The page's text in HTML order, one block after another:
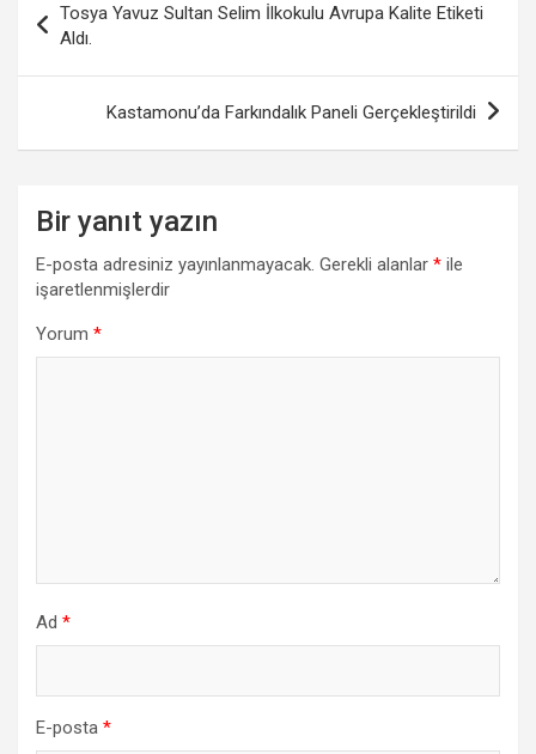
gezinmesi
Tosya Yavuz Sultan Selim İlkokulu Avrupa Kalite Etiketi
Aldı.
Kastamonu’da Farkındalık Paneli Gerçekleştirildi
Bir yanıt yazın
E-posta adresiniz yayınlanmayacak. Gerekli alanlar * ile
işaretlenmişlerdir
Yorum *
Ad *
E-posta *